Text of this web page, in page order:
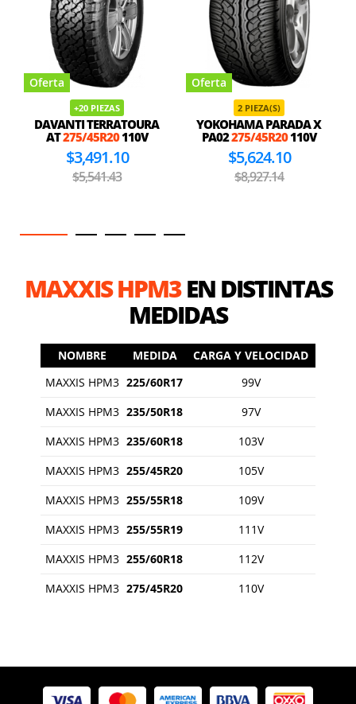
Oferta
+20 PIEZAS
DAVANTI TERRATOURA
AT275/45R20110V
$3,491.10
$5,541.43
Oferta
2 PIEZA(S)
YOKOHAMA PARADA X
PA02275/45R20110V
$5,624.10
$8,927.14
MAXXIS HPM3EN DISTINTAS
MEDIDAS
NOMBRE MEDIDA
CARGA Y VELOCIDAD
MAXXIS HPM3 225/60R17
99V
MAXXIS HPM3 235/50R18
97V
MAXXIS HPM3 235/60R18
103V
MAXXIS HPM3 255/45R20
105V
MAXXIS HPM3 255/55R18
109V
MAXXIS HPM3 255/55R19
111V
MAXXIS HPM3 255/60R18
112V
MAXXIS HPM3 275/45R20 110V